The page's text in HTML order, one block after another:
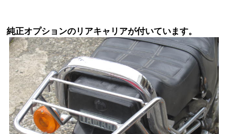
純正オプションのリアキャリアが付いています。